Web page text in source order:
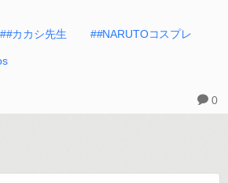
##カカシ先生 ##NARUTOコスプレ
0